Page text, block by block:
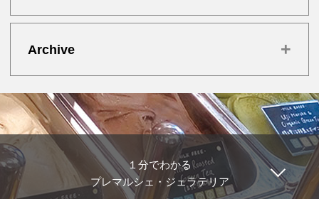
Archive +
１分でわかる
プレマルシェ・ジェラテリア